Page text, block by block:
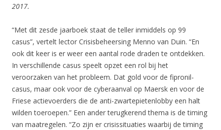
2017.
“Met dit zesde jaarboek staat de teller inmiddels op 99
casus”, vertelt lector Crisisbeheersing Menno van Duin. “En
ook dit keer is er weer een aantal rode draden te ontdekken.
In verschillende casus speelt opzet een rol bij het
veroorzaken van het probleem. Dat gold voor de fipronil-
casus, maar ook voor de cyberaanval op Maersk en voor de
Friese actievoerders die de anti-zwartepietenlobby een halt
wilden toeroepen.” Een ander terugkerend thema is de timing
van maatregelen. “Zo zijn er crisissituaties waarbij de timing